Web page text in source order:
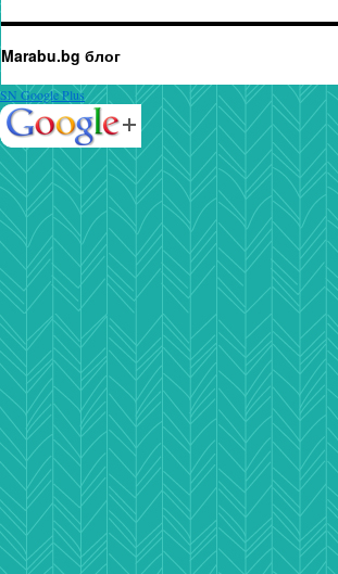
Marabu.bg блог
SN Google Plus